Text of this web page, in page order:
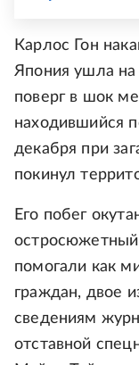
Карлос Гон
Япония ушла
поверг в шок
находившийся
декабря при
покинул
Его побег
помогали как
граждан, двое
сведениям
отставной